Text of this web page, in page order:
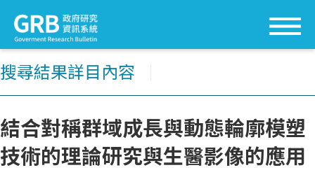
搜尋結果詳目內容
結合對稱群域成長與動態輪廓模塑
技術的理論研究與生醫影像的應用